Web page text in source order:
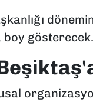
boy gösterecek.